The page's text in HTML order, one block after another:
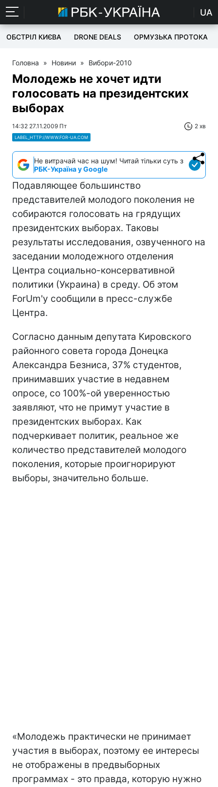
UA
ОБСТРІЛ КИЄВА DRONE DEALS ОРМУЗЬКА ПРОТОКА
Головна » Новини » Вибори-2010
Молодежь не хочет идти
голосовать на президентских
выборах
14:32 27.11.2009 Пт 2 хв
LABEL_HTTP://WWW.FOR-UA.COM
Не витрачай час на шум! Читай тільки суть з
РБК-Україна у Google
Подавляющее большинство
представителей молодого поколения не
собираются голосовать на грядущих
президентских выборах. Таковы
результаты исследования, озвученного на
заседании молодежного отделения
Центра социально-консервативной
политики (Украина) в среду. Об этом
ForUm'у сообщили в пресс-службе
Центра.
Согласно данным депутата Кировского
районного совета города Донецка
Александра Безниса, 37% студентов,
принимавших участие в недавнем
опросе, со 100%-ой уверенностью
заявляют, что не примут участие в
президентских выборах. Как
подчеркивает политик, реальное же
количество представителей молодого
поколения, которые проигнорируют
выборы, значительно больше.
«Молодежь практически не принимает
участия в выборах, поэтому ее интересы
не отображены в предвыборных
программах - это правда, которую нужно